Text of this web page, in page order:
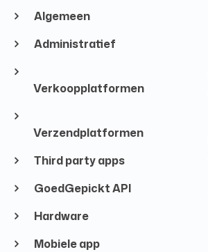
Algemeen
Administratief
Verkoopplatformen
Verzendplatformen
Third party apps
GoedGepickt API
Hardware
Mobiele app